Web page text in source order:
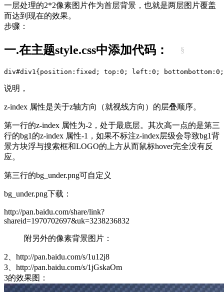
一层处理的2*2像素图片作为首层背景，也就是两层图片覆盖
而达到现在的效果。
步骤：
一.在主题style.css中添加代码： §
div#div1{position:fixed; top:0; left:0;
说明，
z-index 属性是关于z轴方向（就视线方向）的层叠顺序。
第一行的z-index 属性为-2，处于最底层。其次高一点的是第三
行的bg1的z-index 属性-1，如果不标注z-index层级会导致bg1背
景方块浮与搜索框和LOGO的上方从而鼠标hover完全没有反
应。
第三行的bg_under.png可自定义
bg_under.png下载：
http://pan.baidu.com/share/link?
shareid=1970702697&uk=3238236832
附另外的像素背景图片：
2、http://pan.baidu.com/s/1u12j8
3、http://pan.baidu.com/s/1jGskaOm
3的效果图：